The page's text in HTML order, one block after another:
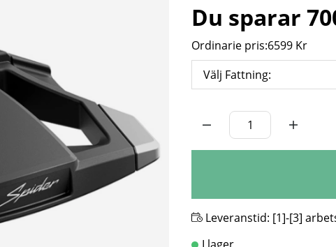
Du sparar
Ordinarie pris:6599 Kr
Välj Fattning:
Leveranstid: [1]-[3]